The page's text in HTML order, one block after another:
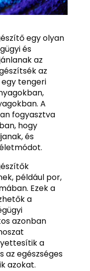
egy olyan
és
az
az
tengeri
A
fogyasztva
hogy
és
például por,
Ezek a
a
azonban
a
az egészséges
azokat.